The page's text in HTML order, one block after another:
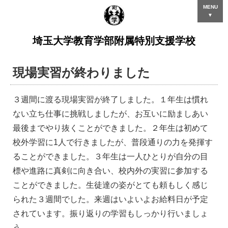
埼玉大学教育学部附属特別支援学校
MENU
▼
現場実習が終わりました
３週間に渡る現場実習が終了しました。１年生は慣れ
ない立ち仕事に挑戦しましたが、お互いに励ましあい
最後までやり抜くことができました。２年生は初めて
校外学習に1人で行きましたが、普段通りの力を発揮す
ることができました。３年生は一人ひとりが自分の目
標や進路に真剣に向き合い、校内外の実習に参加する
ことができました。生徒達の姿がとても頼もしく感じ
られた３週間でした。来週はいよいよお給料日が予定
されています。振り返りの学習もしっかり行いましょ